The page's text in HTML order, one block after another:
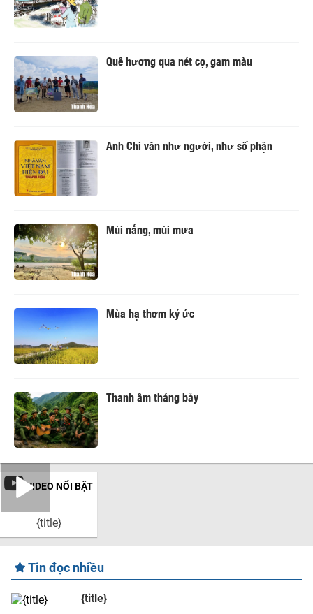
Quê hương qua nét cọ, gam màu
Anh Chi văn như người, như số phận
Mùi nắng, mùi mưa
Mùa hạ thơm ký ức
Thanh âm tháng bảy
VIDEO NỔI BẬT
{title}
Tin đọc nhiều
{title}